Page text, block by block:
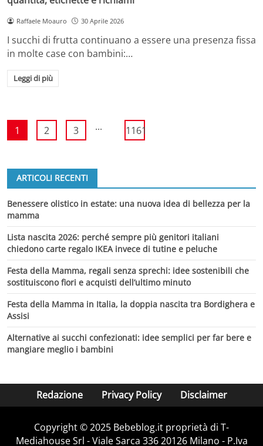
Raffaele Moauro 30 Aprile 2026
I succhi di frutta continuano a essere una presenza fissa
in molte case con bambini:…
Leggi di più
1 2 3 ... 1161
ARTICOLI RECENTI
Benessere olistico in estate: una nuova idea di bellezza per la
mamma
Lista nascita 2026: perché sempre più genitori italiani
chiedono carte regalo IKEA invece di tutine e peluche
Festa della Mamma, regali senza sprechi: idee sostenibili che
sostituiscono fiori e acquisti dell’ultimo minuto
Festa della Mamma in Italia, la doppia nascita tra Bordighera e
Assisi
Alternative ai succhi confezionati: idee semplici per far bere e
mangiare meglio i bambini
Redazione Privacy Policy Disclaimer
Copyright © 2025 Bebeblog.it proprietà di T-
Mediahouse Srl - Viale Sarca 336 20126 Milano - P.Iva